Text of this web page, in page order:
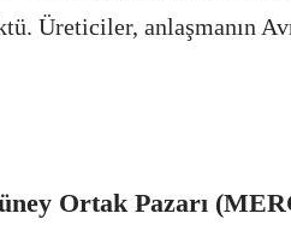
Üreticiler, anlaşmanın
Ortak Pazarı